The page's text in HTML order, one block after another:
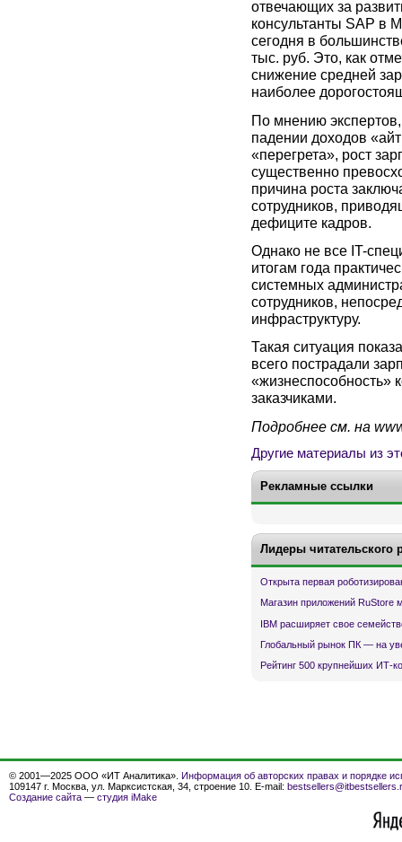
отвечающих за
консультанты SAP в
сегодня в
тыс. руб. Это, как
снижение средней
наиболее
По мнению экспертов,
падении доходов
«перегрета», рост
существенно
причина роста
сотрудников,
дефиците кадров.
Однако не все IT-
итогам года
системных
сотрудников,
инфраструктуру.
Такая ситуация
всего пострадали
«жизнеспособность»
заказчиками.
Подробнее см. на
Другие материалы из
Рекламные ссылки
Лидеры читательского
Открыта первая
Магазин приложений RuStore
IBM расширяет свое
Глобальный рынок ПК — на
Рейтинг 500 крупнейших ИТ-
© 2001—2025 ООО «ИТ Аналитика». Информация об авторских правах и порядке
109147 г. Москва, ул. Марксистская, 34, строение 10. E-mail:
Создание сайта — студия iMake